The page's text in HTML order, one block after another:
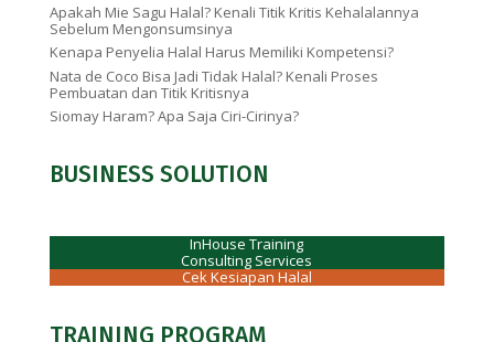
Apakah Mie Sagu Halal? Kenali Titik Kritis Kehalalannya
Sebelum Mengonsumsinya
Kenapa Penyelia Halal Harus Memiliki Kompetensi?
Nata de Coco Bisa Jadi Tidak Halal? Kenali Proses
Pembuatan dan Titik Kritisnya
Siomay Haram? Apa Saja Ciri-Cirinya?
BUSINESS SOLUTION
InHouse Training
Consulting Services
Cek Kesiapan Halal
TRAINING PROGRAM